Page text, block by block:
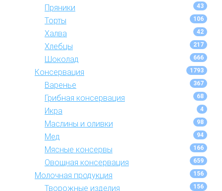
Пряники 43
Торты 106
Халва 42
Хлебцы 217
Шоколад 666
Консервация 1793
Варенье 367
Грибная консервация 68
Икра 4
Маслины и оливки 98
Мед 94
Мясные консервы 166
Овощная консервация 659
Молочная продукция 156
Творожные изделия 156